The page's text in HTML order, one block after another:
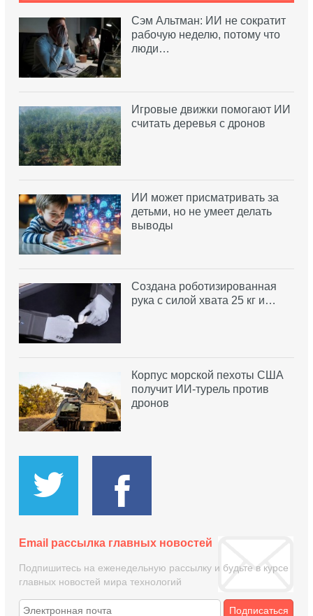
Сэм Альтман: ИИ не сократит
рабочую неделю, потому что
люди…
Игровые движки помогают ИИ
считать деревья с дронов
ИИ может присматривать за
детьми, но не умеет делать
выводы
Создана роботизированная
рука с силой хвата 25 кг и…
Корпус морской пехоты США
получит ИИ-турель против
дронов
Email рассылка главных новостей
Подпишитесь на еженедельную рассылку и будьте в курсе
главных новостей мира технологий
Подписаться